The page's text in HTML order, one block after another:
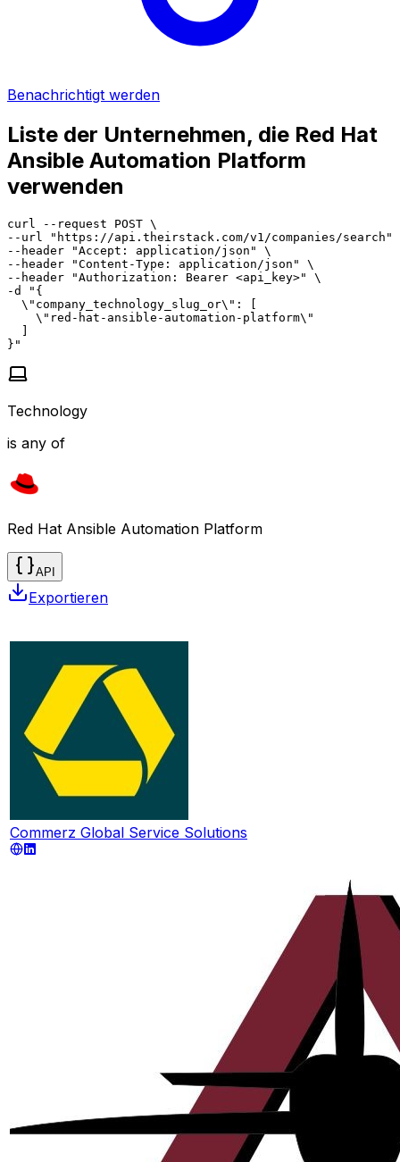
Benachrichtigt werden
Liste der Unternehmen, die Red Hat
Ansible Automation Platform
verwenden
curl --request POST \
--url "https://api.theirstack.com/v1/companies/search"
--header "Accept: application/json" \
--header "Content-Type: application/json" \
--header "Authorization: Bearer <api_key>" \
-d "{
  \"company_technology_slug_or\": [
    \"red-hat-ansible-automation-platform\"
  ]
}"
Technology
is any of
Red Hat Ansible Automation Platform
API
Exportieren
Commerz Global Service Solutions